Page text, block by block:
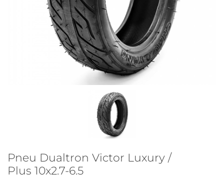
Pneu Dualtron Victor Luxury /
Plus 10x2.7-6.5